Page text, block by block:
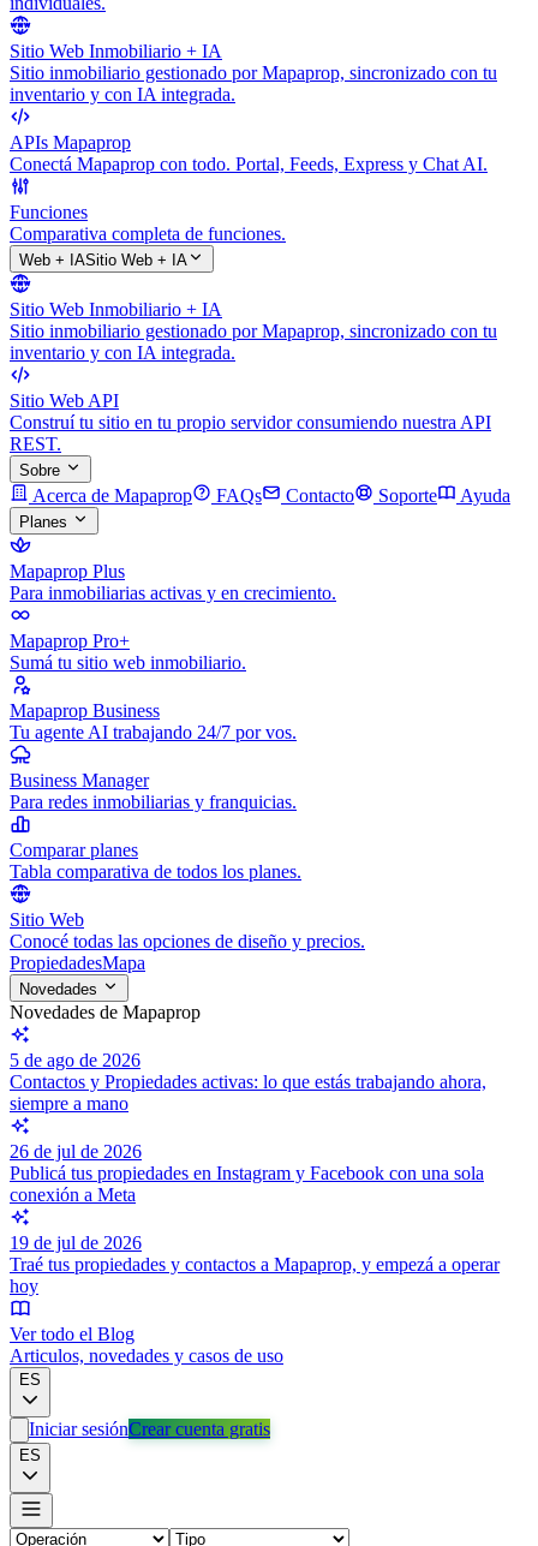
Sitio Web Inmobiliario + IA
Sitio inmobiliario gestionado por Mapaprop, sincronizado con tu
inventario y con IA integrada.
APIs Mapaprop
Conectá Mapaprop con todo. Portal, Feeds, Express y Chat AI.
Funciones
Comparativa completa de funciones.
Web + IASitio Web + IA
Sitio Web Inmobiliario + IA
Sitio inmobiliario gestionado por Mapaprop, sincronizado con tu
inventario y con IA integrada.
Sitio Web API
Construí tu sitio en tu propio servidor consumiendo nuestra API
REST.
Sobre
Acerca de Mapaprop FAQs Contacto Soporte Ayuda
Planes
Mapaprop Plus
Para inmobiliarias activas y en crecimiento.
Mapaprop Pro+
Sumá tu sitio web inmobiliario.
Mapaprop Business
Tu agente AI trabajando 24/7 por vos.
Business Manager
Para redes inmobiliarias y franquicias.
Comparar planes
Tabla comparativa de todos los planes.
Sitio Web
Conocé todas las opciones de diseño y precios.
PropiedadesMapa
Novedades
Novedades de Mapaprop
5 de ago de 2026
Contactos y Propiedades activas: lo que estás trabajando ahora,
siempre a mano
26 de jul de 2026
Publicá tus propiedades en Instagram y Facebook con una sola
conexión a Meta
19 de jul de 2026
Traé tus propiedades y contactos a Mapaprop, y empezá a operar
hoy
Ver todo el Blog
Articulos, novedades y casos de uso
ES
Iniciar sesiónCrear cuenta gratis
ES